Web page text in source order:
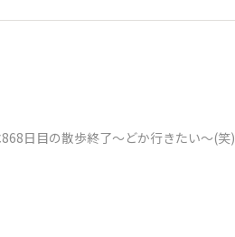
日目の散歩終了～どか行きたい～(笑)